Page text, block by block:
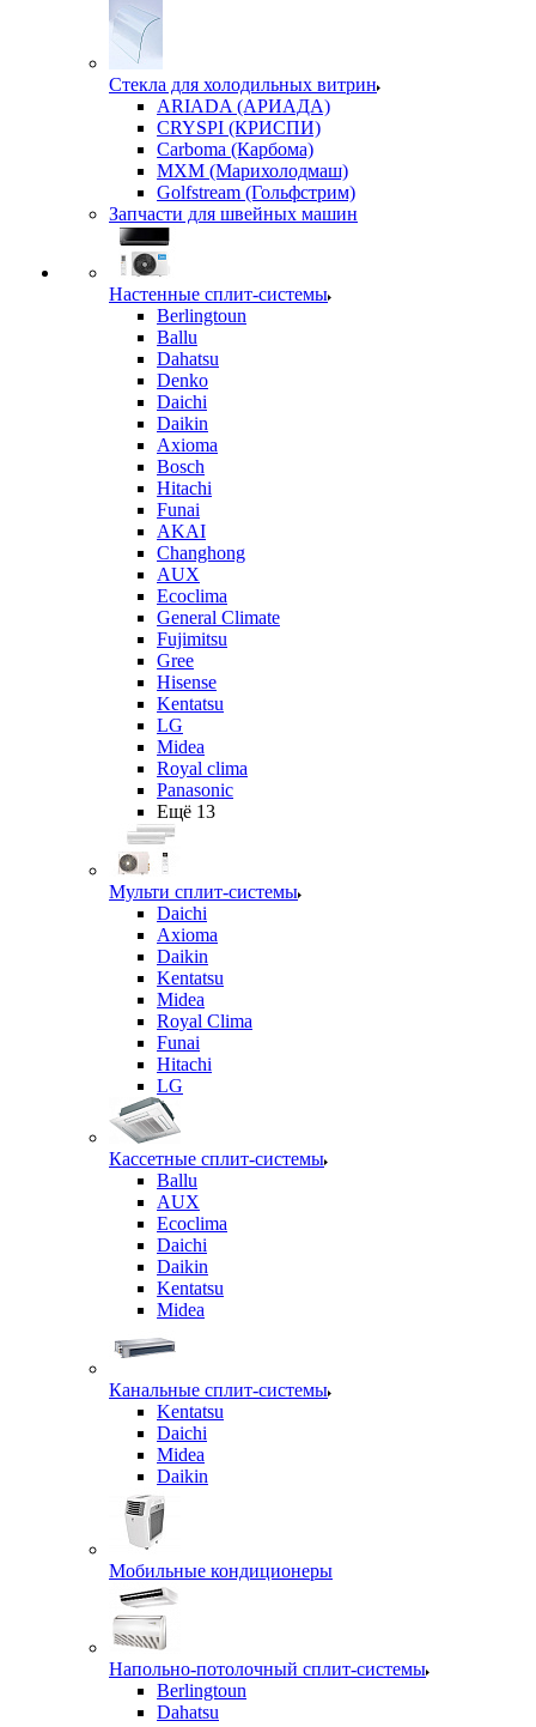
Стекла для холодильных витрин
ARIADA (АРИАДА)
CRYSPI (КРИСПИ)
Carboma (Карбома)
MXM (Марихолодмаш)
Golfstream (Гольфстрим)
Запчасти для швейных машин
Настенные сплит-системы
Berlingtoun
Ballu
Dahatsu
Denko
Daichi
Daikin
Axioma
Bosch
Hitachi
Funai
AKAI
Changhong
AUX
Ecoclima
General Climate
Fujimitsu
Gree
Hisense
Kentatsu
LG
Midea
Royal clima
Panasonic
Ещё 13
Мульти сплит-системы
Daichi
Axioma
Daikin
Kentatsu
Midea
Royal Clima
Funai
Hitachi
LG
Кассетные сплит-системы
Ballu
AUX
Ecoclima
Daichi
Daikin
Kentatsu
Midea
Канальные сплит-системы
Kentatsu
Daichi
Midea
Daikin
Мобильные кондиционеры
Напольно-потолочный сплит-системы
Berlingtoun
Dahatsu